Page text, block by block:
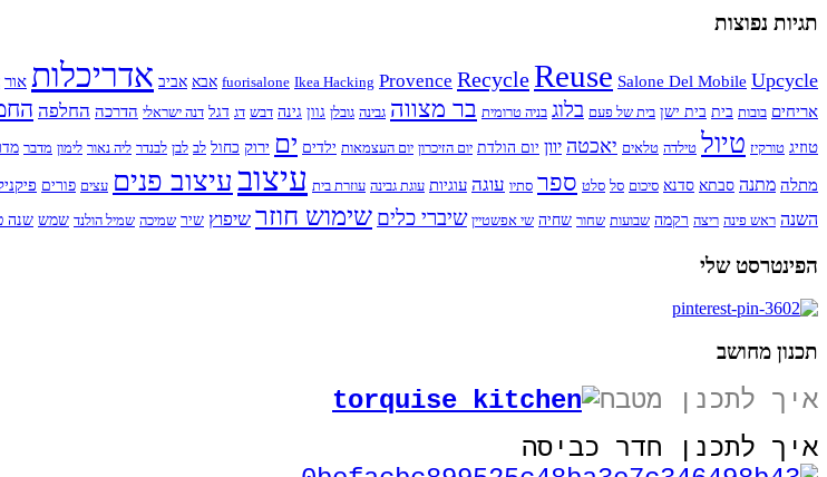
תגיות נפוצות
fuorisalone Ikea Hacking Provence RecycleReuse Salone Del Mobile Upcycle אבא אביב אדריכלות אור
אריחים בובות בית בית ישן בית של פעם בלוג בניה טרומית בר מצווה גבינה גובלן גוון גינה דבש דג דגל דנה ישראלי הדרכה החלפה
טוזיג טורקיז טיול טילדה טלאים יאכטה יוון יום הולדת יום הזיכרון יום העצמאות ילדים ים ירוק כחול לב לבן לבנדר ליה נאור לימון מדבר
מתלה מתנה סבתא סדנא סיכום סל סלט ספר סתיו עוגה עוגיות עוגת גבינה עוזרת בית עיצוב עיצוב פנים עצים פורים
השנה ראש פינה ריצה רקמה שבועות שחור שחיה שי אפשטיין שיברי כלים שימוש חוזר שיפוץ שיר שמיכה שמיל הולנד שמש שנה
הפינטרסט שלי
תכנון מחושב
איך לתכנן מטבח
איך לתכנן חדר כביסה